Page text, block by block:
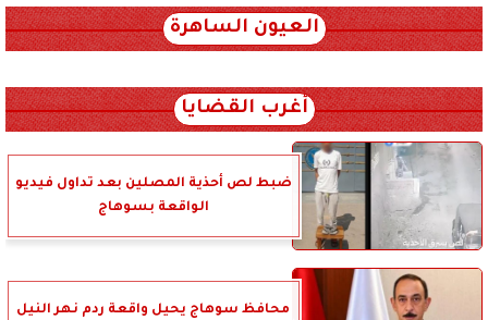
العيون الساهرة
أغرب القضايا
ضبط لص أحذية المصلين بعد تداول فيديو
الواقعة بسوهاج
محافظ سوهاج يحيل واقعة ردم نهر النيل